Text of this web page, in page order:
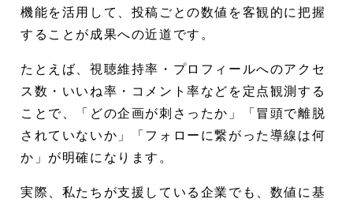
機能を活用して、投稿ごとの数値を客観的に把握
することが成果への近道です。
たとえば、視聴維持率・プロフィールへのアクセ
ス数・いいね率・コメント率などを定点観測する
ことで、「どの企画が刺さったか」「冒頭で離脱
されていないか」「フォローに繋がった導線は何
か」が明確になります。
実際、私たちが支援している企業でも、数値に基